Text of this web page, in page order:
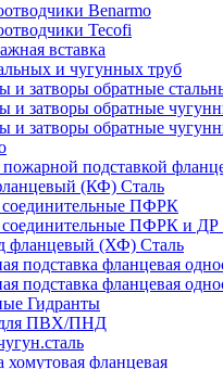
Benarmo
Tecofi
вставка
и чугунных труб
и затворы обратные
и затворы обратные
и затворы обратные
пожарной подставкой
(КФ) Сталь
ПФРК
ПФРК и ДР
фланцевый (ХФ) Сталь
подставка фланцевая
подставка фланцевая
Гидранты
ПВХ/ПНД
хомутовая фланцевая